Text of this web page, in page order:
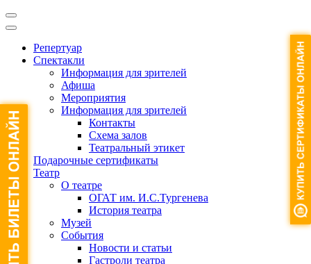
Репертуар
Спектакли
Информация для зрителей
Афиша
Мероприятия
Информация для зрителей
Контакты
Схема залов
Театральный этикет
Подарочные сертификаты
Театр
О театре
ОГАТ им. И.С.Тургенева
История театра
Музей
События
Новости и статьи
Гастроли театра